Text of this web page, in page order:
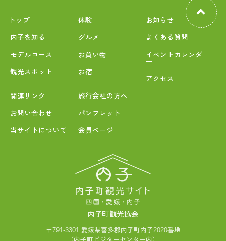
トップ
内子を知る
モデルコース
観光スポット
体験
グルメ
お買い物
お宿
お知らせ
よくある質問
イベントカレンダ
ー
アクセス
関連リンク
お問い合わせ
当サイトについて
旅行会社の方へ
パンフレット
会員ページ
内子町観光協会
〒791-3301 愛媛県喜多郡内子町内子2020番地